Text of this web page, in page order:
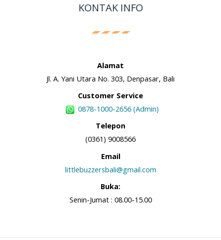
KONTAK INFO
Alamat
Jl. A. Yani Utara No. 303, Denpasar, Bali
Customer Service
0878-1000-2656 (Admin)
Telepon
(0361) 9008566
Email
littlebuzzersbali@gmail.com
Buka:
Senin-Jumat : 08.00-15.00